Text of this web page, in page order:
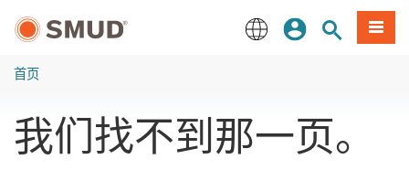
登录网站搜索
項目
首页
我们找不到那一页。